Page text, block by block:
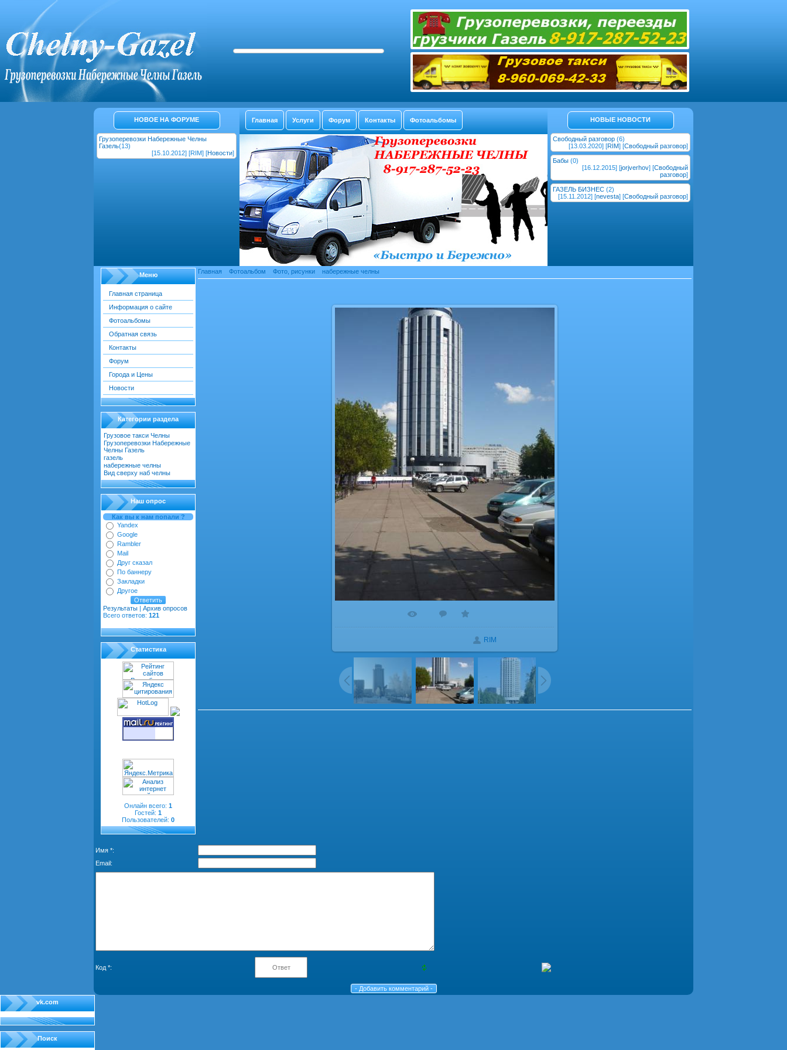
НОВОЕ НА ФОРУМЕ
Грузоперевозки Набережные Челны
Газель(13)
[15.10.2012] [RIM] [Новости]
Главная Услуги Форум Контакты Фотоальбомы НОВЫЕ НОВОСТИ
Свободный разговор (6)
[13.03.2020] [RIM] [Свободный разговор]
Бабы (0)
[16.12.2015] [jorjverhov] [Свободный
разговор]
ГАЗЕЛЬ БИЗНЕС (2)
[15.11.2012] [nevesta] [Свободный разговор]
Меню
Главная страница
Информация о сайте
Фотоальбомы
Обратная связь
Контакты
Форум
Города и Цены
Новости
Категории раздела
Грузовое такси Челны
Грузоперевозки Набережные
Челны Газель
газель
набережные челны
Вид сверху наб челны
Наш опрос
Как вы к нам попали ?
Yandex
Google
Rambler
Mail
Друг сказал
По баннеру
Закладки
Другое
Результаты | Архив опросов
Всего ответов: 121
Статистика
Онлайн всего: 1
Гостей: 1
Пользователей: 0
Главная Фотоальбом Фото, рисунки набережные челны
В реальном размере 768x1024
RIM
Имя *:
Email:
Код *:
vk.com
Поиск